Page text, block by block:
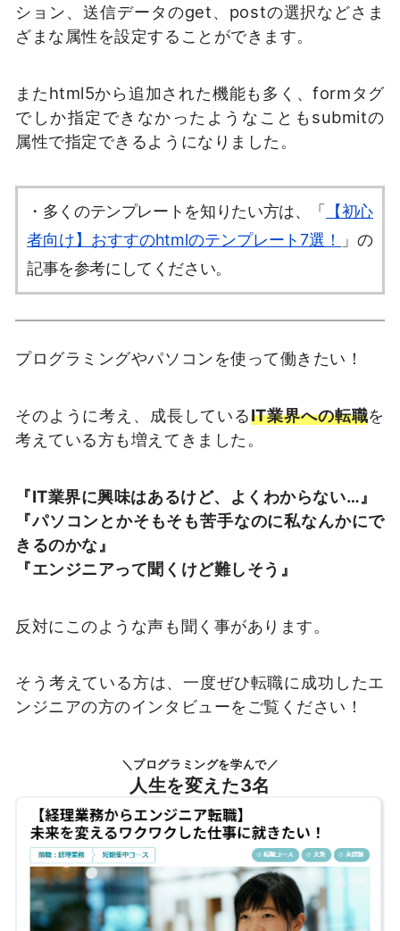
ション、送信データのget、postの選択などさま
ざまな属性を設定することができます。
またhtml5から追加された機能も多く、formタグ
でしか指定できなかったようなこともsubmitの
属性で指定できるようになりました。
・多くのテンプレートを知りたい方は、「
【初心
者向け】おすすのhtmlのテンプレート7選！
」の
記事を参考にしてください。
プログラミングやパソコンを使って働きたい！
そのように考え、成長しているIT業界への転職を
考えている方も増えてきました。
『IT業界に興味はあるけど、よくわからない…』
『パソコンとかそもそも苦手なのに私なんかにで
きるのかな』
『エンジニアって聞くけど難しそう』
反対にこのような声も聞く事があります。
そう考えている方は、一度ぜひ転職に成功したエ
ンジニアの方のインタビューをご覧ください！
＼プログラミングを学んで／
人生を変えた3名